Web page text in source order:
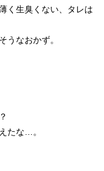
く生臭くない、タレは
うなおかず。
たな…。